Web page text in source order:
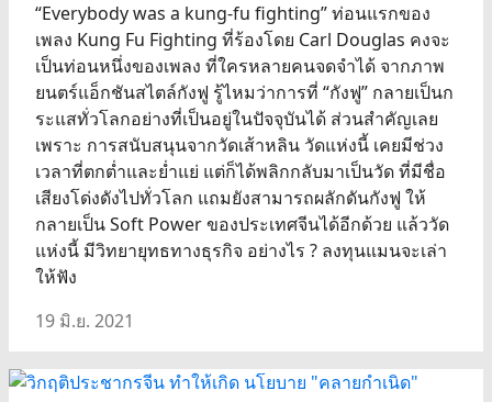
“Everybody was a kung-fu fighting” ท่อนแรกของ
เพลง Kung Fu Fighting ที่ร้องโดย Carl Douglas คงจะ
เป็นท่อนหนึ่งของเพลง ที่ใครหลายคนจดจำได้ จากภาพ
ยนตร์แอ็กชันสไตล์กังฟู รู้ไหมว่าการที่ “กังฟู” กลายเป็นก
ระแสทั่วโลกอย่างที่เป็นอยู่ในปัจจุบันได้ ส่วนสำคัญเลย
เพราะ การสนับสนุนจากวัดเส้าหลิน วัดแห่งนี้ เคยมีช่วง
เวลาที่ตกต่ำและย่ำแย่ แต่ก็ได้พลิกกลับมาเป็นวัด ที่มีชื่อ
เสียงโด่งดังไปทั่วโลก แถมยังสามารถผลักดันกังฟู ให้
กลายเป็น Soft Power ของประเทศจีนได้อีกด้วย แล้ววัด
แห่งนี้ มีวิทยายุทธทางธุรกิจ อย่างไร ? ลงทุนแมนจะเล่า
ให้ฟัง
19 มิ.ย. 2021